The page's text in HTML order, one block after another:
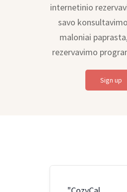
internetinio
savo
maloniai
rezervavimo
Sign up